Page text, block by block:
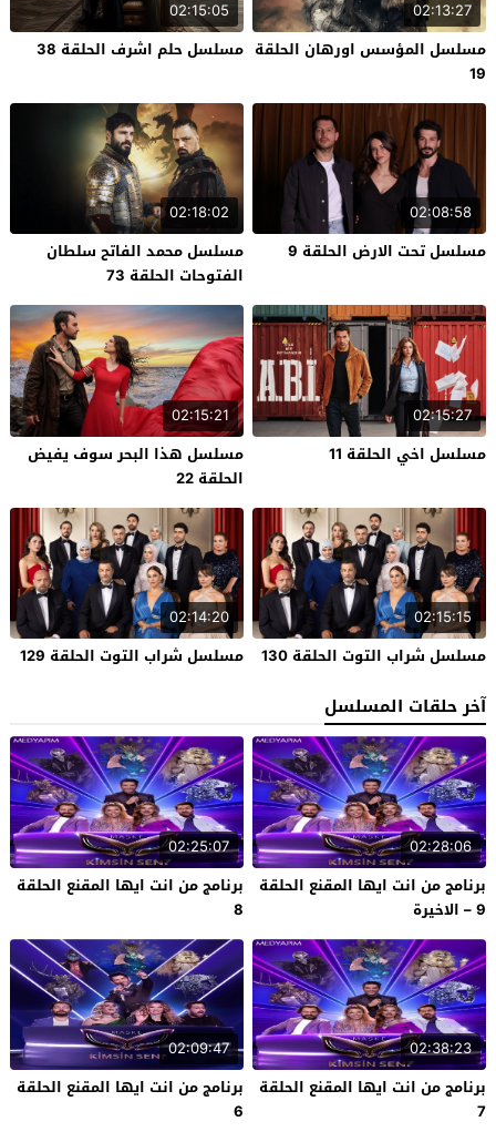
02:13:27
مسلسل المؤسس اورهان الحلقة
19
02:15:05
مسلسل حلم اشرف الحلقة 38
02:08:58
مسلسل تحت الارض الحلقة 9
02:18:02
مسلسل محمد الفاتح سلطان
الفتوحات الحلقة 73
02:15:27
مسلسل اخي الحلقة 11
02:15:21
مسلسل هذا البحر سوف يفيض
الحلقة 22
02:15:15
مسلسل شراب التوت الحلقة 130
02:14:20
مسلسل شراب التوت الحلقة 129
آخر حلقات المسلسل
02:28:06
برنامج من انت ايها المقنع الحلقة
9 – الاخيرة
02:25:07
برنامج من انت ايها المقنع الحلقة
8
02:38:23
برنامج من انت ايها المقنع الحلقة
7
02:09:47
برنامج من انت ايها المقنع الحلقة
6